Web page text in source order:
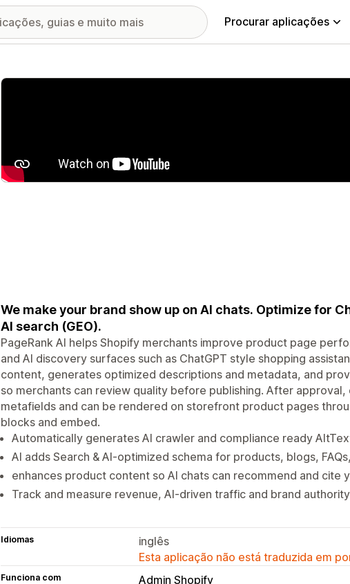
Procurar aplicações
Galeria de imagens em destaque
We make your brand show up on AI chats. Optimize for
AI search (GEO).
PageRank AI helps Shopify merchants improve product page
and AI discovery surfaces such as ChatGPT style shopping
content, generates optimized descriptions and metadata, and
so merchants can review quality before publishing. After
metafields and can be rendered on storefront product pages
blocks and embed.
Automatically generates AI crawler and compliance ready
AI adds Search & AI-optimized schema for products, blogs,
enhances product content so AI chats can recommend and cite
Track and measure revenue, AI-driven traffic and brand authority
Idiomas
inglês
Esta aplicação não está traduzida em
Funciona com Admin Shopify